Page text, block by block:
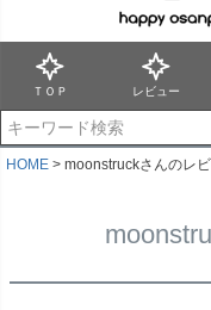
ＴＯＰ レビュー
HOME moonstruckさんのレ